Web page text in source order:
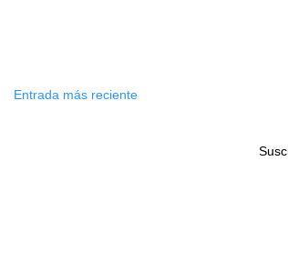
Entrada más reciente